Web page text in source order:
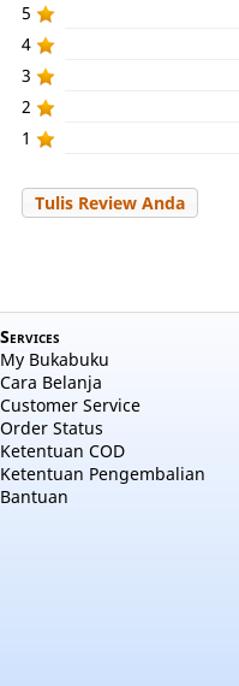
5
4
3
2
1
Tulis Review Anda
Services
My Bukabuku
Cara Belanja
Customer Service
Order Status
Ketentuan COD
Ketentuan Pengembalian
Bantuan